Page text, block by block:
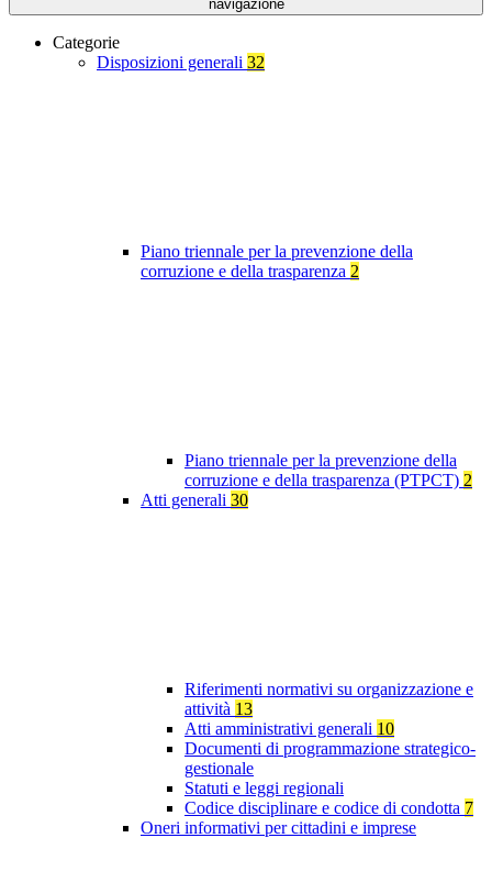
navigazione
Categorie
Disposizioni generali 32
Piano triennale per la prevenzione della
corruzione e della trasparenza 2
Piano triennale per la prevenzione della
corruzione e della trasparenza (PTPCT) 2
Atti generali 30
Riferimenti normativi su organizzazione e
attività 13
Atti amministrativi generali 10
Documenti di programmazione strategico-
gestionale
Statuti e leggi regionali
Codice disciplinare e codice di condotta 7
Oneri informativi per cittadini e imprese